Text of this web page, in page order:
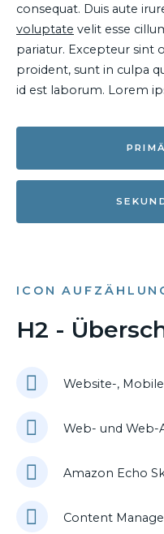
consequat. Duis aute
voluptate velit esse
pariatur. Excepteur sint
proident, sunt in culpa
id est laborum. Lorem
ICON
H2 -
Website-,
Web- und
Amazon Echo
Content